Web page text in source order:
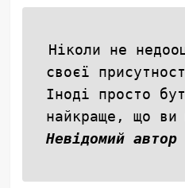
Ніколи не
своєї
Іноді просто
найкраще, що ви
Невідомий автор